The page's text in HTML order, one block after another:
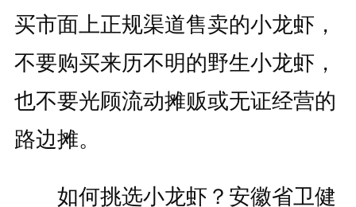
买市面上正规渠道售卖的小龙虾，
不要购买来历不明的野生小龙虾，
也不要光顾流动摊贩或无证经营的
路边摊。
如何挑选小龙虾？安徽省卫健